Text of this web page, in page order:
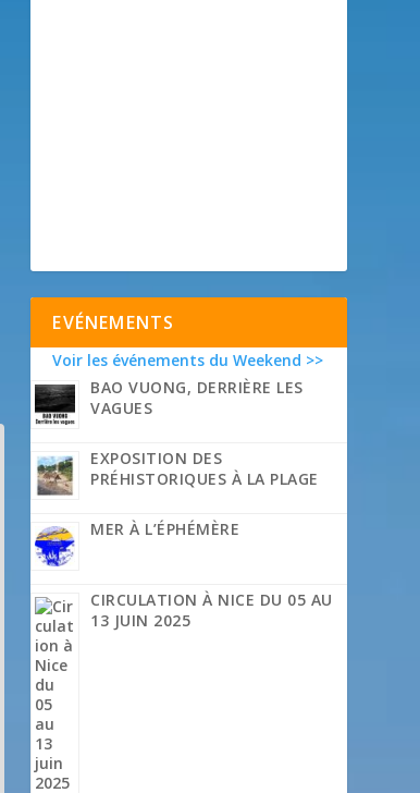
EVÉNEMENTS
Voir les événements du Weekend >>
BAO VUONG, DERRIÈRE LES
VAGUES
EXPOSITION DES
PRÉHISTORIQUES À LA PLAGE
MER À L’ÉPHÉMÈRE
CIRCULATION À NICE DU 05 AU
13 JUIN 2025